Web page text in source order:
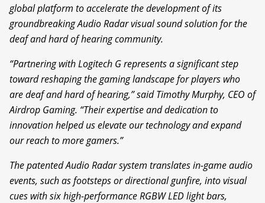
global platform to accelerate the development of its
groundbreaking Audio Radar visual sound solution for the
deaf and hard of hearing community.
“Partnering with Logitech G represents a significant step
toward reshaping the gaming landscape for players who
are deaf and hard of hearing,” said Timothy Murphy, CEO of
Airdrop Gaming. “Their expertise and dedication to
innovation helped us elevate our technology and expand
our reach to more gamers.”
The patented Audio Radar system translates in-game audio
events, such as footsteps or directional gunfire, into visual
cues with six high-performance RGBW LED light bars,